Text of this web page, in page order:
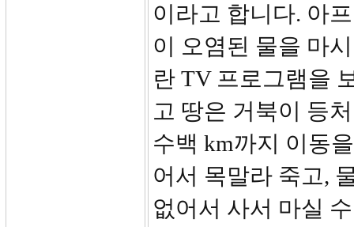
이라고 합니다. 아
이 오염된 물을 마
란 TV 프로그램을
고 땅은 거북이 등
수백 km까지 이동
어서 목말라 죽고,
없어서 사서 마실